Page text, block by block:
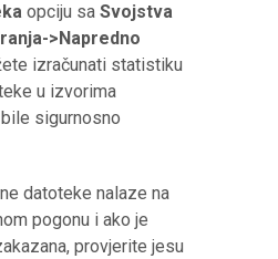
opciju sa Svojstva
>Napredno
izračunati statistiku
u izvorima
sigurnosno
datoteke nalaze na
pogonu i ako je
provjerite jesu